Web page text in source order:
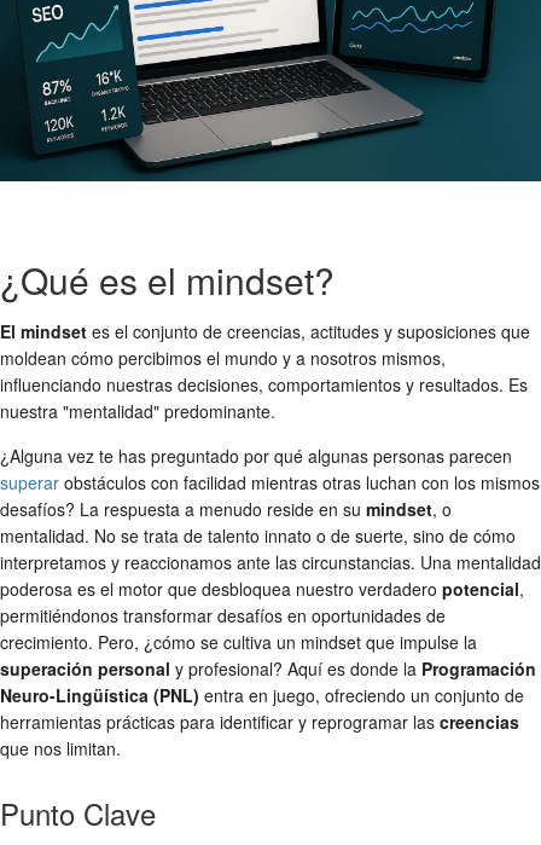
¿Qué es el mindset?
El mindset es el conjunto de creencias, actitudes y suposiciones que
moldean cómo percibimos el mundo y a nosotros mismos,
influenciando nuestras decisiones, comportamientos y resultados. Es
nuestra "mentalidad" predominante.
¿Alguna vez te has preguntado por qué algunas personas parecen
superar obstáculos con facilidad mientras otras luchan con los mismos
desafíos? La respuesta a menudo reside en su mindset, o
mentalidad. No se trata de talento innato o de suerte, sino de cómo
interpretamos y reaccionamos ante las circunstancias. Una mentalidad
poderosa es el motor que desbloquea nuestro verdadero potencial,
permitiéndonos transformar desafíos en oportunidades de
crecimiento. Pero, ¿cómo se cultiva un mindset que impulse la
superación personal y profesional? Aquí es donde la Programación
Neuro-Lingüística (PNL) entra en juego, ofreciendo un conjunto de
herramientas prácticas para identificar y reprogramar las creencias
que nos limitan.
Punto Clave